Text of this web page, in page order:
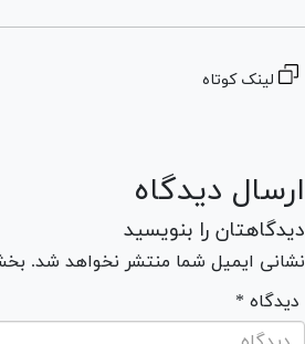
لینک کوتاه
ارسال دیدگاه
دیدگاهتان را بنویسید
نشانی ایمیل شما منتشر نخواهد شد.
* دیدگاه